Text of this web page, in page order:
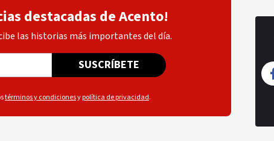
destacadas de Acento!
las historias más importantes del día.
SUSCRÍBETE
términos y condicionesypolítica de privacidad.